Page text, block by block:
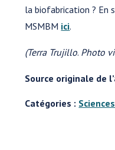
la biofabrication ? En
MSMBM ici.
(Terra Trujillo. Photo
Source originale de
Catégories :